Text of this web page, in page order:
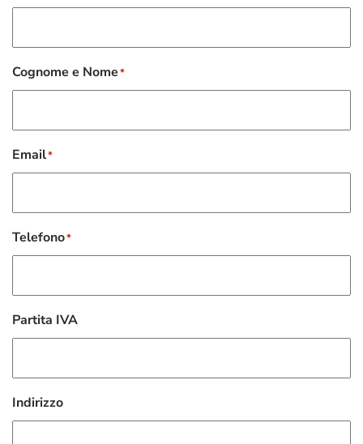
Cognome e Nome*
Email*
Telefono*
Partita IVA
Indirizzo